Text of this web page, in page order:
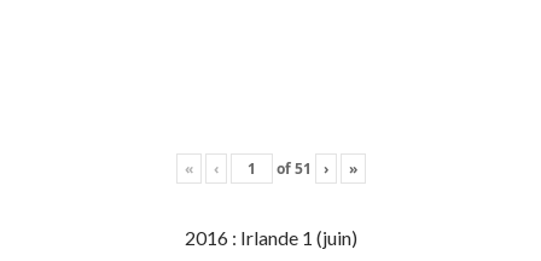
« ‹ of51 › »
2016 : Irlande 1 (juin)